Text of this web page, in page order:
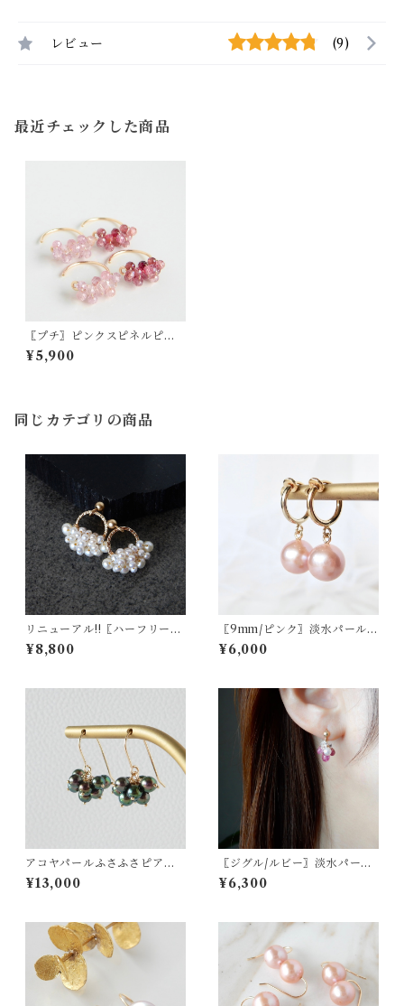
レビュー (9)
最近チェックした商品
〖プチ〗ピンクスピネルピア
ス14kgf【1172】
¥5,900
同じカテゴリの商品
リニューアル!!〖ハーフリー
ス/Sサイズ〗淡水パールピア
ス/イヤリング14kgf【1942】
¥8,800
〖9mm/ピンク〗淡水パールピ
アス/イヤリング14kgf【190
1】
¥6,000
アコヤパールふさふさピアス/
イヤリング 14kgf（ブラッ
ク）【1299】
¥13,000
〖ジグル/ルビー〗淡水パール
ハーキマーダイヤモンドピア
ス/イヤリング 14kgf 7月の誕
¥6,300